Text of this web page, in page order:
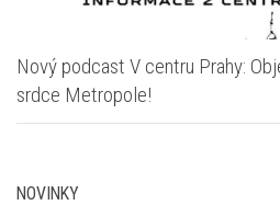
Nový podcast V centru Prahy:
srdce Metropole!
NOVINKY